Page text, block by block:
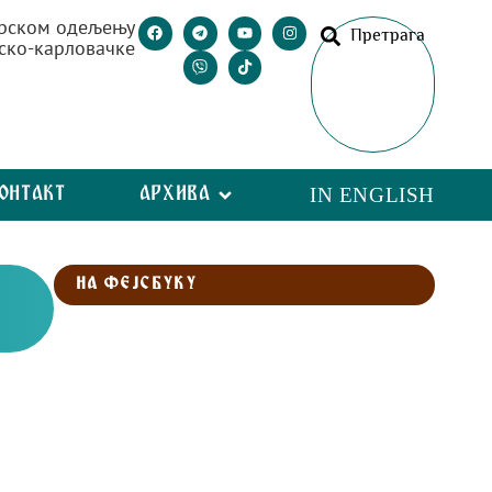
одељењу
карловачке
Претрага
АРХИВА IN ENGLISH
НА ФЕЈСБУКУ